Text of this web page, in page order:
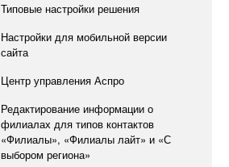
Типовые настройки решения
Настройки для мобильной версии
сайта
Центр управления Аспро
Редактирование информации о
филиалах для типов контактов
«Филиалы», «Филиалы лайт» и «С
выбором региона»